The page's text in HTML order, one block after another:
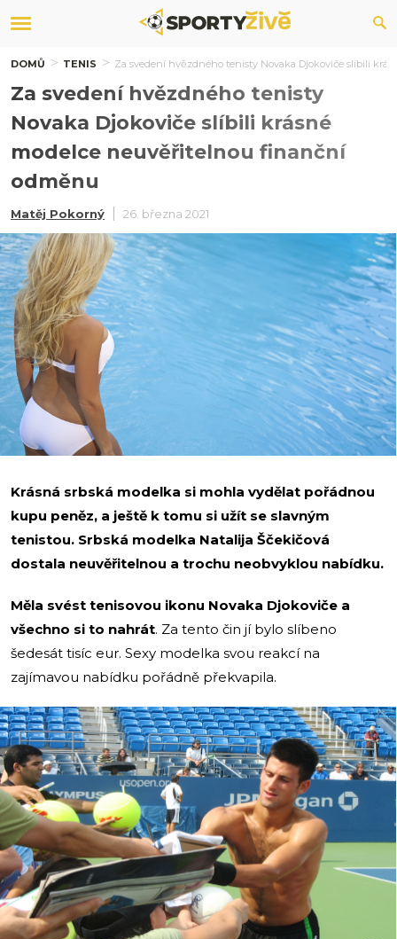
DOMŮ TENIS Za svedení hvězdného tenisty Novaka Djokoviče slíbili
Za svedení hvězdného tenisty
Novaka Djokoviče slíbili krásné
modelce neuvěřitelnou finanční
odměnu
Matěj Pokorný 26. března 2021
Krásná srbská modelka si mohla vydělat pořádnou
kupu peněz, a ještě k tomu si užít se slavným
tenistou. Srbská modelka Natalija Ščekičová
dostala neuvěřitelnou a trochu neobvyklou nabídku.
Měla svést tenisovou ikonu Novaka Djokoviče a
všechno si to nahrát. Za tento čin jí bylo slíbeno
šedesát tisíc eur. Sexy modelka svou reakcí na
zajímavou nabídku pořádně překvapila.